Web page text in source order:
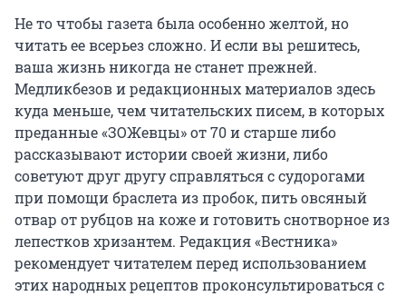
Не то чтобы газета была особенно желтой, но
читать ее всерьез сложно. И если вы решитесь,
ваша жизнь никогда не станет прежней.
Медликбезов и редакционных материалов здесь
куда меньше, чем читательских писем, в которых
преданные «ЗОЖевцы» от 70 и старше либо
рассказывают истории своей жизни, либо
советуют друг другу справляться с судорогами
при помощи браслета из пробок, пить овсяный
отвар от рубцов на коже и готовить снотворное из
лепестков хризантем. Редакция «Вестника»
рекомендует читателем перед использованием
этих народных рецептов проконсультироваться с